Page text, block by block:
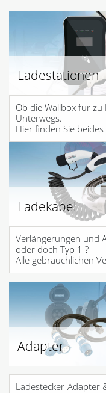
Ladestationen
Ob die Wallbox für
Unterwegs.
Hier finden Sie
Ladekabel
Verlängerungen und
oder doch Typ 1 ?
Alle gebräuchlichen
Adapter
Ladestecker-Adapter